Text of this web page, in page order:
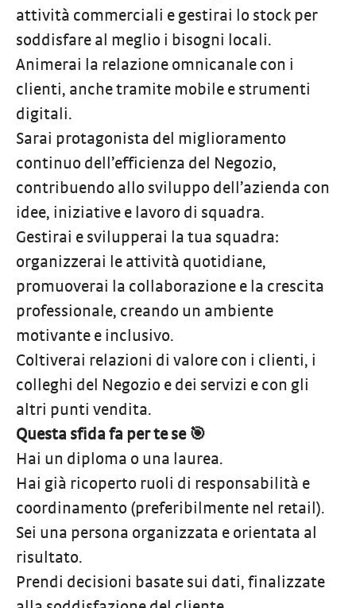
attività commerciali e gestirai lo stock per
soddisfare al meglio i bisogni locali.
Animerai la relazione omnicanale con i
clienti, anche tramite mobile e strumenti
digitali.
Sarai protagonista del miglioramento
continuo dell’efficienza del Negozio,
contribuendo allo sviluppo dell’azienda con
idee, iniziative e lavoro di squadra.
Gestirai e svilupperai la tua squadra:
organizzerai le attività quotidiane,
promuoverai la collaborazione e la crescita
professionale, creando un ambiente
motivante e inclusivo.
Coltiverai relazioni di valore con i clienti, i
colleghi del Negozio e dei servizi e con gli
altri punti vendita.
Questa sfida fa per te se 🎯
Hai un diploma o una laurea.
Hai già ricoperto ruoli di responsabilità e
coordinamento (preferibilmente nel retail).
Sei una persona organizzata e orientata al
risultato.
Prendi decisioni basate sui dati, finalizzate